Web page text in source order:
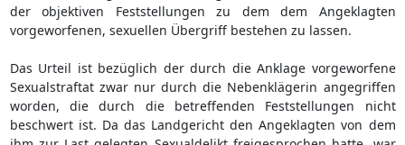
der objektiven Feststellungen zu dem dem Angeklagten
vorgeworfenen, sexuellen Übergriff bestehen zu lassen.
Das Urteil ist bezüglich der durch die Anklage vorgeworfene
Sexualstraftat zwar nur durch die Nebenklägerin angegriffen
worden, die durch die betreffenden Feststellungen nicht
beschwert ist. Da das Landgericht den Angeklagten von dem